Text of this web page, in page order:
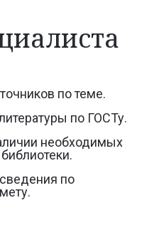
по теме.
по ГОСТу.
необходимых
по